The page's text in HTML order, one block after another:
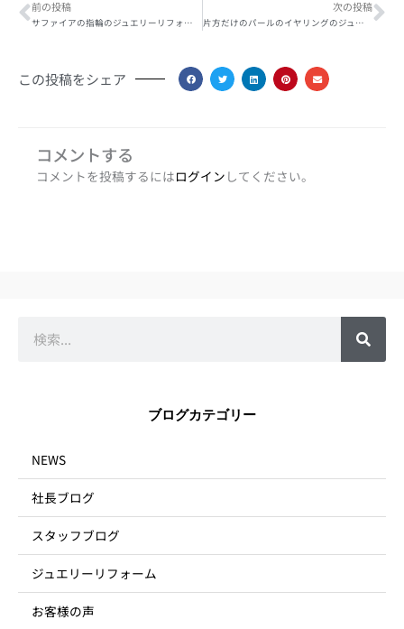
前の投稿
サファイアの指輪のジュエリーリフォーム
次の投稿
片方だけのパールのイヤリングのジュエリーリフォーム
この投稿をシェア
コメントする
コメントを投稿するにはログイン してください。
ブログカテゴリー
NEWS
社長ブログ
スタッフブログ
ジュエリーリフォーム
お客様の声